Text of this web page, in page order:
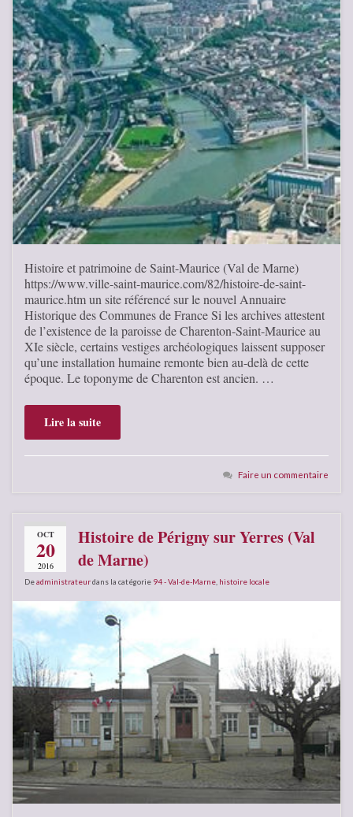
Histoire et patrimoine de Saint-Maurice (Val de Marne)
https://www.ville-saint-maurice.com/82/histoire-de-saint-
maurice.htm un site référencé sur le nouvel Annuaire
Historique des Communes de France Si les archives attestent
de l’existence de la paroisse de Charenton-Saint-Maurice au
XIe siècle, certains vestiges archéologiques laissent supposer
qu’une installation humaine remonte bien au-delà de cette
époque. Le toponyme de Charenton est ancien. …
Lire la suite
Faire un commentaire
OCT
20
2016
Histoire de Périgny sur Yerres (Val
de Marne)
Deadministrateurdans la catégorie 94 - Val-de-Marne histoire locale